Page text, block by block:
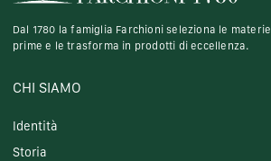
Dal 1780 la famiglia Farchioni seleziona le materie
prime e le trasforma in prodotti di eccellenza.
CHI SIAMO
Identità
Storia